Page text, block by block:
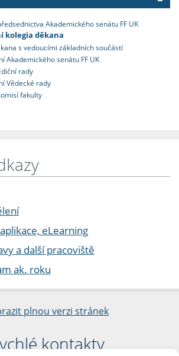
Akademického senátu FF UK
kolegia děkana
s vedoucími základních součástí
Akademického senátu FF UK
rady
Vědecké rady
fakulty
eLearning
a další pracoviště
ak. roku
plnou verzi stránek
kontakty